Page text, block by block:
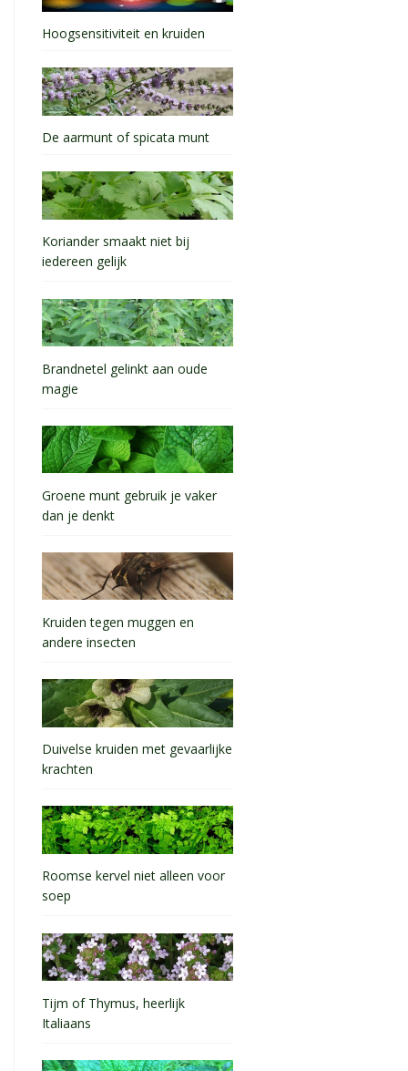
Hoogsensitiviteit en kruiden
De aarmunt of spicata munt
Koriander smaakt niet bij
iedereen gelijk
Brandnetel gelinkt aan oude
magie
Groene munt gebruik je vaker
dan je denkt
Kruiden tegen muggen en
andere insecten
Duivelse kruiden met gevaarlijke
krachten
Roomse kervel niet alleen voor
soep
Tijm of Thymus, heerlijk
Italiaans